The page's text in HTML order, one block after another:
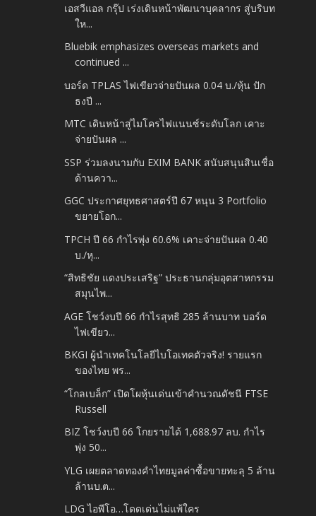
เอสวีแอล กรุ๊ป เร่งเดินหน้าพัฒนาบุคลากร สู่บริบท
ให...
Bluebik emphasizes overseas markets and
continued ...
บอร์ด TPLAS ไฟเขียวจ่ายปันผล 0.04 บ./หุ้น ปัก
ธงปี ...
MTC เดินหน้าสู่ไมโครไฟแนนซ์ระดับโลก เคาะ
จ่ายปันผล ...
SSP ร่วมลงนามกับ EXIM BANK สนับสนุนสินเชื่อ
ด้านควา...
GGC ประกาศยุทธศาสตร์ปี 67 หนุน 3 Portfolio
ขยายโอก...
TPCH ปี 66 กำไรพุ่ง 60.6% เคาะจ่ายปันผล 0.40
บ./หุ...
“สิทธิชัย แดงประเสริฐ” ประธานกลุ่มอุตสาหกรรม
สมุนไพ...
AGE โชว์งบปี 66 กำไรสุทธิ 285 ล้านบาท บอร์ด
ไฟเขียว...
BKGI ผู้นำเทคโนโลยีไบโอเทคตัวจริง! รายแรก
ของไทย พร...
“โกลเบล็ก” เปิดโผหุ้นเด่นเข้าคำนวณดัชนี FTSE
Russell
BIZ โชว์งบปี 66 โกยรายได้ 1,688.97 ลบ. กำไร
พุ่ง 50...
YLG เผยตลาดทองคำไทยมูลค่าซื้อขายทะลุ 5 ล้าน
ล้านบ.ต...
LDG ไอพีโอ…โดดเด่นไม่แพ้ใคร